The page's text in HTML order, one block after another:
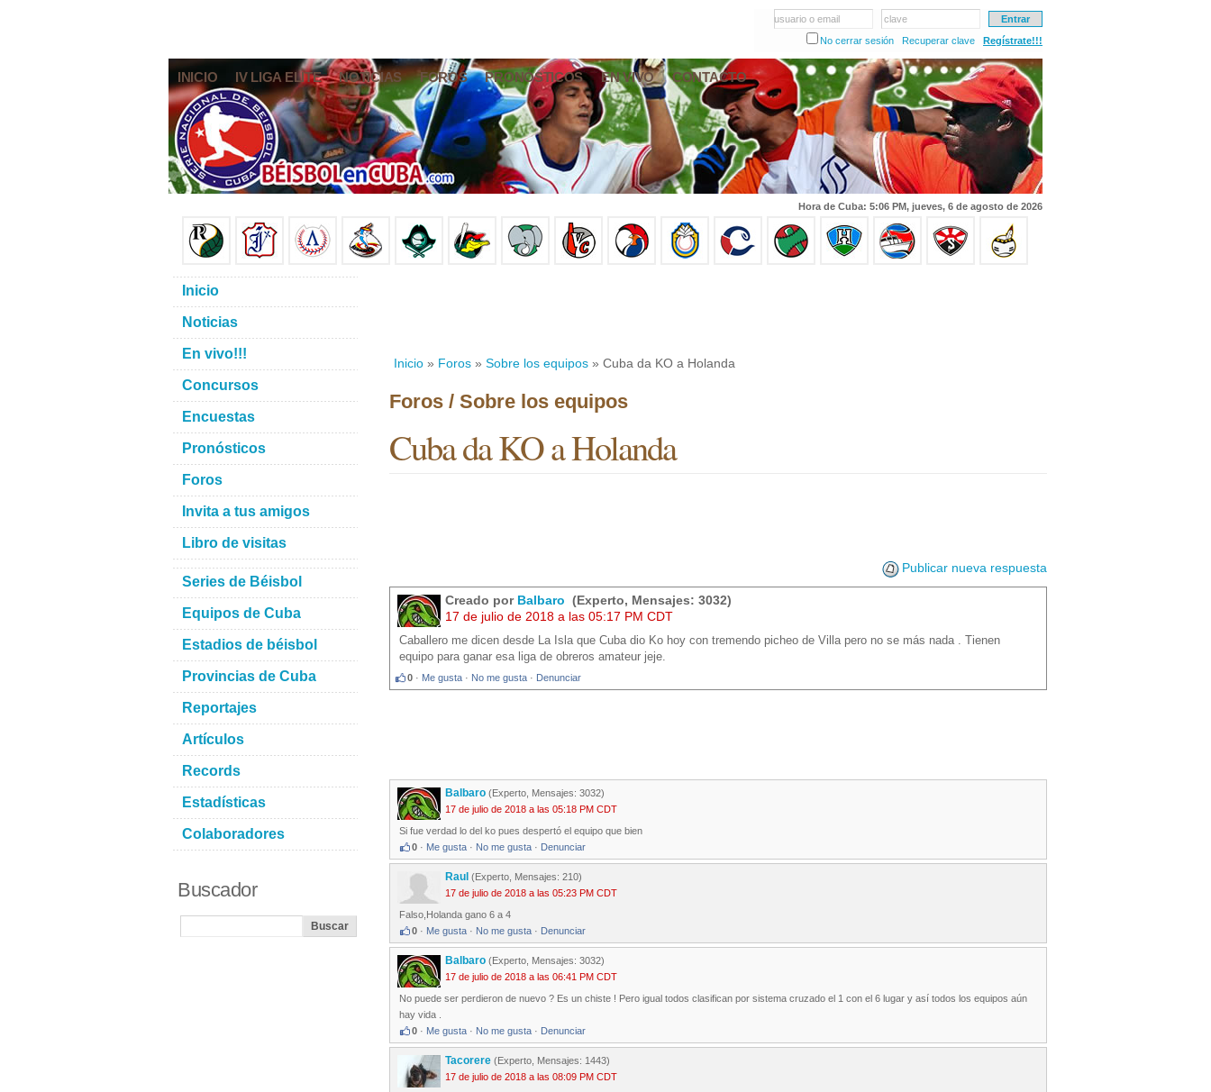
usuario o email
clave
No cerrar sesión
Recuperar clave Regístrate!!!
INICIO IV LIGA ELITE NOTICIAS FOROS PRONÓSTICOS EN VIVO CONTACTO
Hora de Cuba: 5:06 PM, jueves, 6 de agosto de 2026
Inicio » Foros » Sobre los equipos » Cuba da KO a Holanda
Foros / Sobre los equipos
Cuba da KO a Holanda
Publicar nueva respuesta
Creado por Balbaro (Experto, Mensajes: 3032)
17 de julio de 2018 a las 05:17 PM CDT
Caballero me dicen desde La Isla que Cuba dio Ko hoy con tremendo picheo de Villa pero no se más nada . Tienen
equipo para ganar esa liga de obreros amateur jeje.
0 · Me gusta · No me gusta · Denunciar
Balbaro (Experto, Mensajes: 3032)
17 de julio de 2018 a las 05:18 PM CDT
Si fue verdad lo del ko pues despertó el equipo que bien
0 · Me gusta · No me gusta · Denunciar
Raul (Experto, Mensajes: 210)
17 de julio de 2018 a las 05:23 PM CDT
Falso,Holanda gano 6 a 4
0 · Me gusta · No me gusta · Denunciar
Balbaro (Experto, Mensajes: 3032)
17 de julio de 2018 a las 06:41 PM CDT
No puede ser perdieron de nuevo ? Es un chiste ! Pero igual todos clasifican por sistema cruzado el 1 con el 6 lugar y así todos los equipos aún
hay vida .
0 · Me gusta · No me gusta · Denunciar
Tacorere (Experto, Mensajes: 1443)
17 de julio de 2018 a las 08:09 PM CDT
Inicio
Noticias
En vivo!!!
Concursos
Encuestas
Pronósticos
Foros
Invita a tus amigos
Libro de visitas
Series de Béisbol
Equipos de Cuba
Estadios de béisbol
Provincias de Cuba
Reportajes
Artículos
Records
Estadísticas
Colaboradores
Buscador